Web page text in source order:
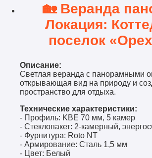
🏡 Веранда
Локация:
поселок
Описание:
Светлая веранда с панорамными
открывающая вид на природу и
пространство для отдыха.
Технические характеристики:
- Профиль: KBE 70 мм, 5 камер
- Стеклопакет: 2-камерный,
- Фурнитура: Roto NT
- Армирование: Сталь 1,5 мм
- Цвет: Белый